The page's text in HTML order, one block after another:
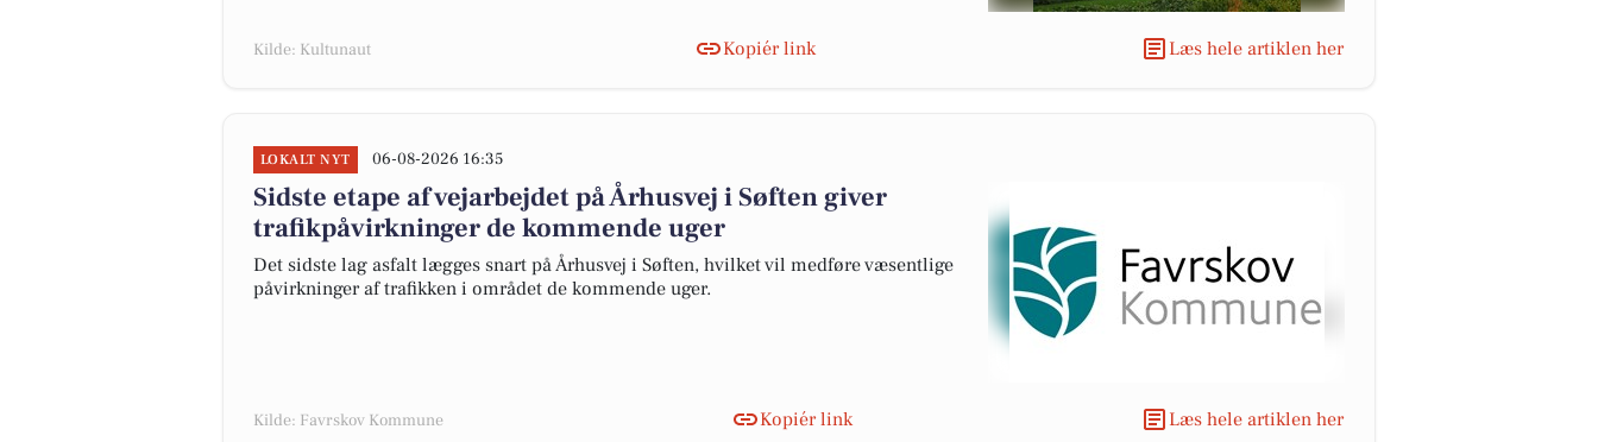
Kilde: Kultunaut Kopiér link Læs hele artiklen her
LOKALT NYT 06-08-2026 16:35
Sidste etape af vejarbejdet på Århusvej i Søften giver
trafikpåvirkninger de kommende uger
Det sidste lag asfalt lægges snart på Århusvej i Søften, hvilket vil medføre væsentlige
påvirkninger af trafikken i området de kommende uger.
Kilde: Favrskov Kommune Kopiér link Læs hele artiklen her